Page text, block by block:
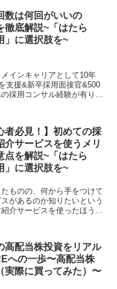
数は何回がいいの
徹底解説~「はたら
」に選択肢を~
インキャリアとして10年
支援&新卒採用面接官&500
採用コンサル経験が有りま
者必見！】初めての採
介サービスを使うメリ
点を解説~「はたら
」に選択肢を~
ものの、何から手をつけて
があるのか知りたいという
介サービスを使ったほうが
高配当株投資をリアル
への一歩〜高配当株
実際に買ってみた）〜